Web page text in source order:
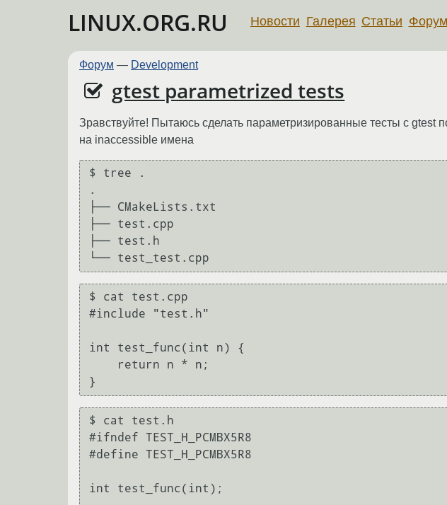
LINUX.ORG.RU Новости Галерея Статьи Форум
Форум — Development
gtest parametrized tests
Зравствуйте! Пытаюсь сделать параметризированные тесты с gtest
на inaccessible имена
$ tree .
.
├── CMakeLists.txt
├── test.cpp
├── test.h
$ cat test.cpp
#include "test.h"
int test_func(int n) {
$ cat test.h
#ifndef TEST_H_PCMBX5R8
#define TEST_H_PCMBX5R8
int test_func(int);